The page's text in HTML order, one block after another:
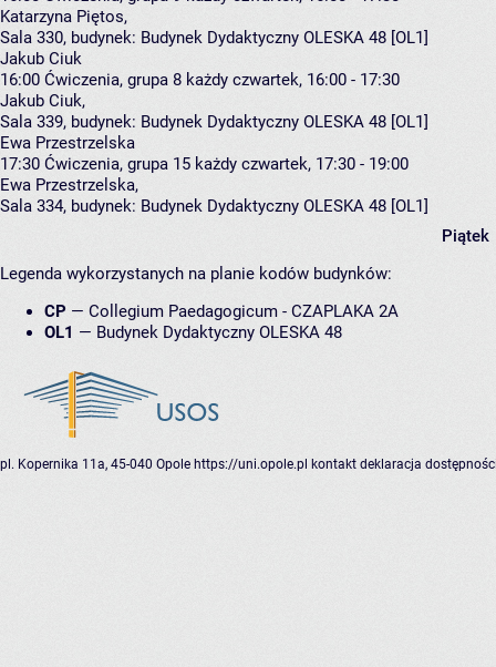
Katarzyna Piętos,
Sala 330, budynek: Budynek Dydaktyczny OLESKA 48 [OL1]
Jakub Ciuk
16:00 Ćwiczenia, grupa 8 każdy czwartek, 16:00 - 17:30
Jakub Ciuk,
Sala 339, budynek: Budynek Dydaktyczny OLESKA 48 [OL1]
Ewa Przestrzelska
17:30 Ćwiczenia, grupa 15 każdy czwartek, 17:30 - 19:00
Ewa Przestrzelska,
Sala 334, budynek: Budynek Dydaktyczny OLESKA 48 [OL1]
Piątek
Legenda wykorzystanych na planie kodów budynków:
CP — Collegium Paedagogicum - CZAPLAKA 2A
OL1 — Budynek Dydaktyczny OLESKA 48
pl. Kopernika 11a, 45-040 Opole https://uni.opole.pl kontakt deklaracja